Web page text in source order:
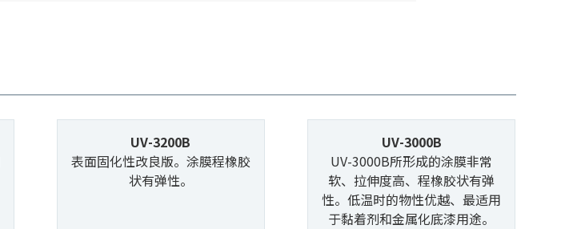
UV-3200B
表面固化性改良版。涂膜程橡胶
状有弹性。
UV-3000B
UV-3000B所形成的涂膜非常
软、拉伸度高、程橡胶状有弹
性。低温时的物性优越、最适用
于黏着剂和金属化底漆用途。